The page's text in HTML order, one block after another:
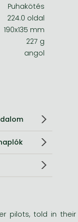
Puhakötés
224.0 oldal
190x135 mm
227 g
angol
pilots, told in their